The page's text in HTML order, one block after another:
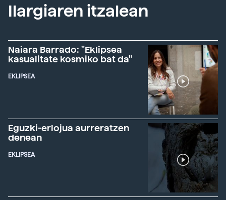
Ilargiaren itzalean
Naiara Barrado: "Eklipsea
kasualitate kosmiko bat da"
EKLIPSEA
Eguzki-erlojua aurreratzen
denean
EKLIPSEA